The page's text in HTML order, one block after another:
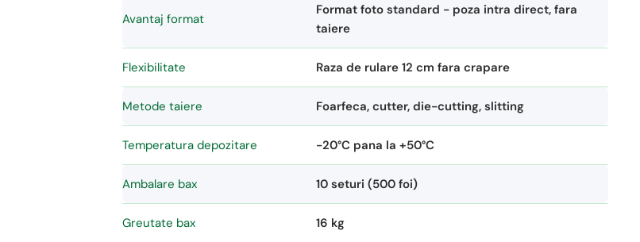
Avantaj format
Format foto standard - poza intra direct, fara
taiere
Flexibilitate Raza de rulare 12 cm fara crapare
Metode taiere Foarfeca, cutter, die-cutting, slitting
Temperatura depozitare -20°C pana la +50°C
Ambalare bax 10 seturi (500 foi)
Greutate bax 16 kg